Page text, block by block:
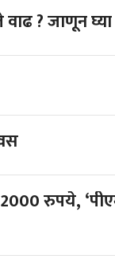
? जाणून घ्या
रुपये,